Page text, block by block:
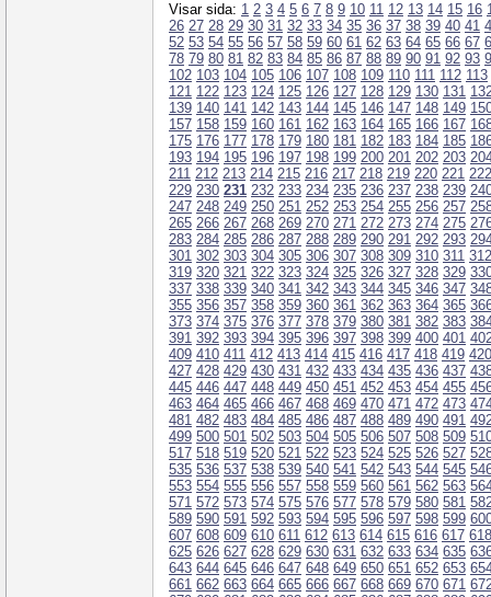
Visar sida: 1 2 3 4 5 6 7 8 9 10 11 12 13 14 15 16
26 27 28 29 30 31 32 33 34 35 36 37 38 39 40 41
52 53 54 55 56 57 58 59 60 61 62 63 64 65 66 67
78 79 80 81 82 83 84 85 86 87 88 89 90 91 92 93
102 103 104 105 106 107 108 109 110 111 112 113
121 122 123 124 125 126 127 128 129 130 131
139 140 141 142 143 144 145 146 147 148 149
157 158 159 160 161 162 163 164 165 166 167
175 176 177 178 179 180 181 182 183 184 185
193 194 195 196 197 198 199 200 201 202 203
211 212 213 214 215 216 217 218 219 220 221 222
229 230 231 232 233 234 235 236 237 238 239
247 248 249 250 251 252 253 254 255 256 257
265 266 267 268 269 270 271 272 273 274 275
283 284 285 286 287 288 289 290 291 292 293
301 302 303 304 305 306 307 308 309 310 311 312
319 320 321 322 323 324 325 326 327 328 329
337 338 339 340 341 342 343 344 345 346 347
355 356 357 358 359 360 361 362 363 364 365
373 374 375 376 377 378 379 380 381 382 383
391 392 393 394 395 396 397 398 399 400 401
409 410 411 412 413 414 415 416 417 418 419 420
427 428 429 430 431 432 433 434 435 436 437
445 446 447 448 449 450 451 452 453 454 455
463 464 465 466 467 468 469 470 471 472 473
481 482 483 484 485 486 487 488 489 490 491
499 500 501 502 503 504 505 506 507 508 509
517 518 519 520 521 522 523 524 525 526 527
535 536 537 538 539 540 541 542 543 544 545
553 554 555 556 557 558 559 560 561 562 563
571 572 573 574 575 576 577 578 579 580 581
589 590 591 592 593 594 595 596 597 598 599
607 608 609 610 611 612 613 614 615 616 617 618
625 626 627 628 629 630 631 632 633 634 635
643 644 645 646 647 648 649 650 651 652 653
661 662 663 664 665 666 667 668 669 670 671